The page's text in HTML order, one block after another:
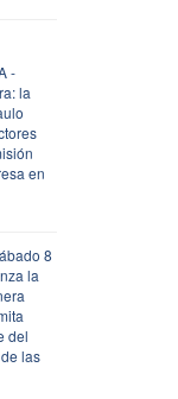
-
la
en
8
la
del
las